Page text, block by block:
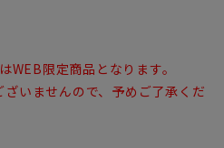
WEB限定商品となります。
いませんので、予めご了承くだ